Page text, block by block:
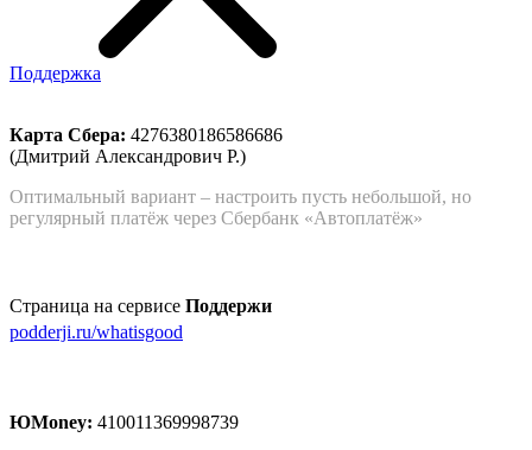
Поддержка
Карта Сбера: 4276380186586686
(Дмитрий Александрович Р.)
Оптимальный вариант – настроить пусть небольшой, но
регулярный платёж через Сбербанк «Автоплатёж»
Страница на сервисе Поддержи
podderji.ru/whatisgood
ЮMoney: 410011369998739